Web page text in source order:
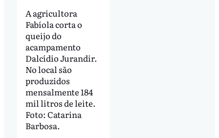
A agricultora
Fabíola corta o
queijo do
acampamento
Dalcídio Jurandir.
No local são
produzidos
mensalmente 184
mil litros de leite.
Foto: Catarina
Barbosa.